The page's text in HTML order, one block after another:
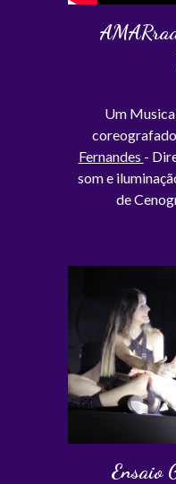
Um
Fernandes -
som e
de
Ensaio